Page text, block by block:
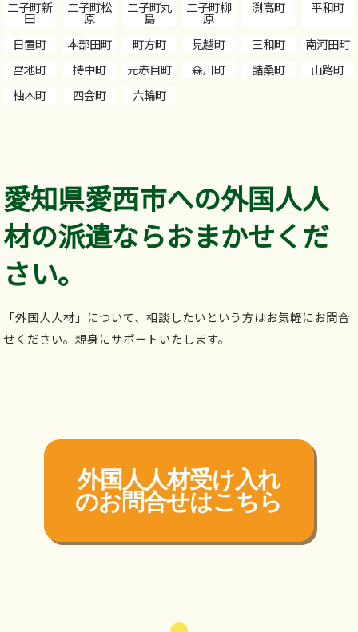
二子町新
田
二子町松
原
二子町丸
島
二子町柳
原
渕高町 平和町
日置町 本部田町 町方町 見越町 三和町
南河田町
宮地町
持中町 元赤目町 森川町 諸桑町
山路町
柚木町
四会町 六輪町
愛知県愛西市への外国人人
材の派遣ならおまかせくだ
さい。
「外国人人材」について、相談したいという方はお気軽にお問合
せください。親身にサポートいたします。
外国人人材受け入れ
のお問合せはこちら